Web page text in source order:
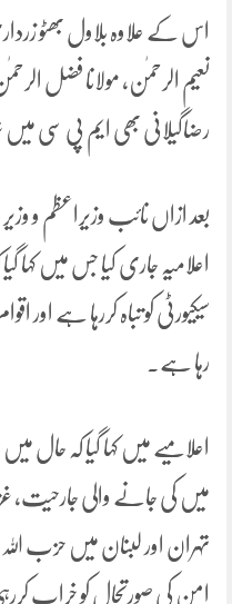
اس کے علاوہ بلاول بھٹو
نعیم الرحمٰن، مولانا فضل
رضاگیلانی بھی ایم پی سی
بعد ازاں نائب وزیراعظم و وزیر
اعلامیہ جاری کیا جس میں کہا
سیکیورٹی کو تباہ کررہا ہے اور
رہا ہے۔
اعلامیے میں کہا گیا کہ حال
میں کی جانے والی جارحیت،
تہران اور لبنان میں حزب
امن کی صورتحال کو خراب